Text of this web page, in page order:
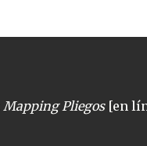
Mapping Pliegos[en